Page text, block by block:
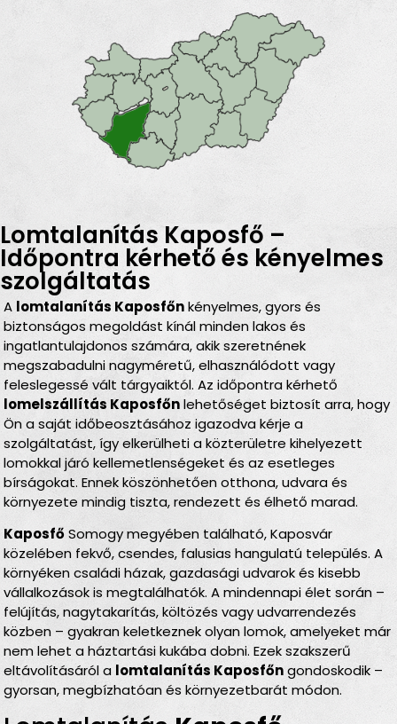
Lomtalanítás Kaposfő –
Időpontra kérhető és kényelmes
szolgáltatás
A lomtalanítás Kaposfőnkényelmes, gyors és
biztonságos megoldást kínál minden lakos és
ingatlantulajdonos számára, akik szeretnének
megszabadulni nagyméretű, elhasználódott vagy
feleslegessé vált tárgyaiktól. Az időpontra kérhető
lomelszállítás Kaposfőnlehetőséget biztosít arra, hogy
Ön a saját időbeosztásához igazodva kérje a
szolgáltatást, így elkerülheti a közterületre kihelyezett
lomokkal járó kellemetlenségeket és az esetleges
bírságokat. Ennek köszönhetően otthona, udvara és
környezete mindig tiszta, rendezett és élhető marad.
KaposfőSomogy megyében található, Kaposvár
közelében fekvő, csendes, falusias hangulatú település. A
környéken családi házak, gazdasági udvarok és kisebb
vállalkozások is megtalálhatók. A mindennapi élet során –
felújítás, nagytakarítás, költözés vagy udvarrendezés
közben – gyakran keletkeznek olyan lomok, amelyeket már
nem lehet a háztartási kukába dobni. Ezek szakszerű
eltávolításáról a lomtalanítás Kaposfőngondoskodik –
gyorsan, megbízhatóan és környezetbarát módon.